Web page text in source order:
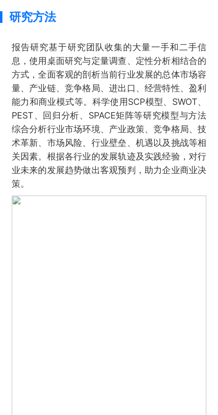
研究方法
报告研究基于研究团队收集的大量一手和二手信
息，使用桌面研究与定量调查、定性分析相结合的
方式，全面客观的剖析当前行业发展的总体市场容
量、产业链、竞争格局、进出口、经营特性、盈利
能力和商业模式等。科学使用SCP模型、SWOT、
PEST、回归分析、SPACE矩阵等研究模型与方法
综合分析行业市场环境、产业政策、竞争格局、技
术革新、市场风险、行业壁垒、机遇以及挑战等相
关因素。根据各行业的发展轨迹及实践经验，对行
业未来的发展趋势做出客观预判，助力企业商业决
策。